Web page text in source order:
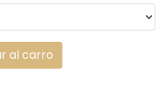
al carro